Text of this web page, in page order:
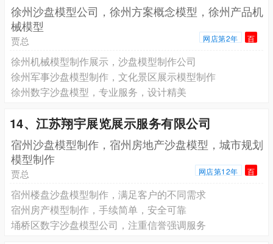
徐州沙盘模型公司，徐州方案概念模型，徐州产品机
械模型
贾总 网店第2年 百
徐州机械模型制作展示，沙盘模型制作公司
徐州军事沙盘模型制作，文化景区展示模型制作
徐州数字沙盘模型，专业服务，设计精美
14、江苏翔宇展览展示服务有限公司
宿州沙盘模型制作，宿州房地产沙盘模型，城市规划
模型制作
贾总 网店第12年 百
宿州楼盘沙盘模型制作，满足客户的不同需求
宿州房产模型制作，手续简单，安全可靠
埇桥区数字沙盘模型公司，注重信誉强调服务